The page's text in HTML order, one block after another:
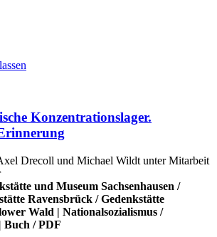
Konzentrationslager.
Drecoll und Michael Wildt unter Mitarbeit
und Museum Sachsenhausen /
Ravensbrück /Gedenkstätte
Wald | Nationalsozialismus /
| Buch /PDF